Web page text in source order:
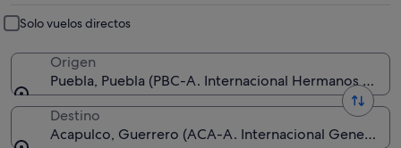
Solo vuelos directos
Origen
Puebla, Puebla (PBC-A. Internacional Hermanos
Destino
Acapulco, Guerrero (ACA-A. Internacional General